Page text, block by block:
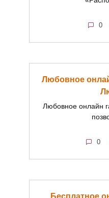
0
Любовное
Любовное онлайн
0
Бесплатное